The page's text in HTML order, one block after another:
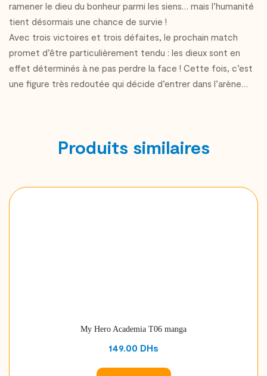
ramener le dieu du bonheur parmi les siens… mais l’humanité
tient désormais une chance de survie !
Avec trois victoires et trois défaites, le prochain match
promet d’être particulièrement tendu : les dieux sont en
effet déterminés à ne pas perdre la face ! Cette fois, c’est
une figure très redoutée qui décide d’entrer dans l’arène…
Produits similaires
My Hero Academia T06 manga
149.00 DHs